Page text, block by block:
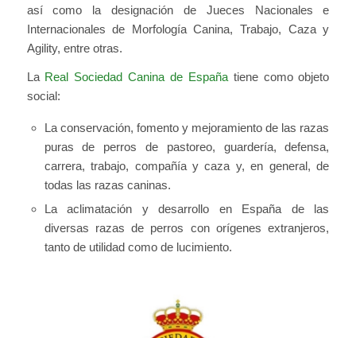
así como la designación de Jueces Nacionales e
Internacionales de Morfología Canina, Trabajo, Caza y
Agility, entre otras.
La Real Sociedad Canina de Españatiene como objeto
social:
La conservación, fomento y mejoramiento de las razas
puras de perros de pastoreo, guardería, defensa,
carrera, trabajo, compañía y caza y, en general, de
todas las razas caninas.
La aclimatación y desarrollo en España de las
diversas razas de perros con orígenes extranjeros,
tanto de utilidad como de lucimiento.